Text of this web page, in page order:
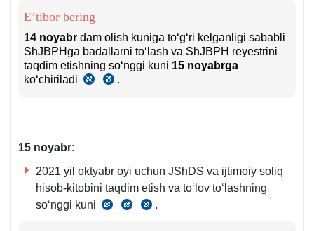
16-
b.
E’tibor bering
14 noyabr dam olish kuniga toʻgʻri kelganligi sababli
ShJBPHga badallarni toʻlash va ShJBPH reyestrini
taqdim etishning soʻnggi kuni 15 noyabrga
koʻchiriladi
SK SK
.
15 noyabr:
2021 yil oktyabr oyi uchun JShDS va ijtimoiy soliq
hisob-kitobini taqdim etish va toʻlov toʻlashning
soʻnggi kuni
SK
390-407-
.